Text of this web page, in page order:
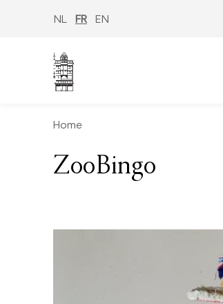
NL FR EN
Home
ZooBingo